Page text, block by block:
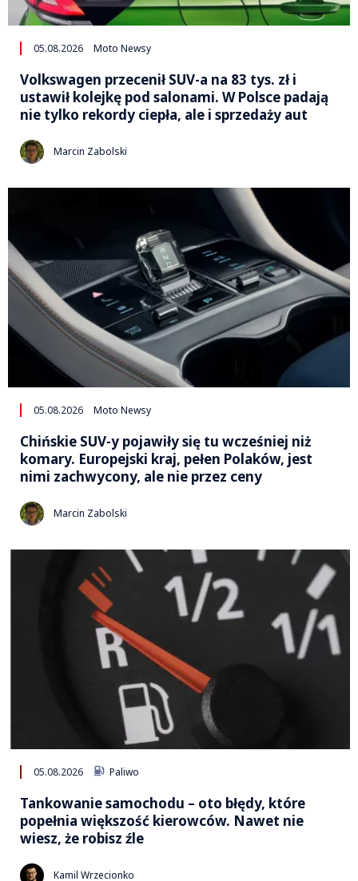
05.08.2026 Moto Newsy
Volkswagen przecenił SUV-a na 83 tys. zł i
ustawił kolejkę pod salonami. W Polsce padają
nie tylko rekordy ciepła, ale i sprzedaży aut
Marcin Zabolski
05.08.2026 Moto Newsy
Chińskie SUV-y pojawiły się tu wcześniej niż
komary. Europejski kraj, pełen Polaków, jest
nimi zachwycony, ale nie przez ceny
Marcin Zabolski
05.08.2026 Paliwo
Tankowanie samochodu – oto błędy, które
popełnia większość kierowców. Nawet nie
wiesz, że robisz źle
Kamil Wrzecionko